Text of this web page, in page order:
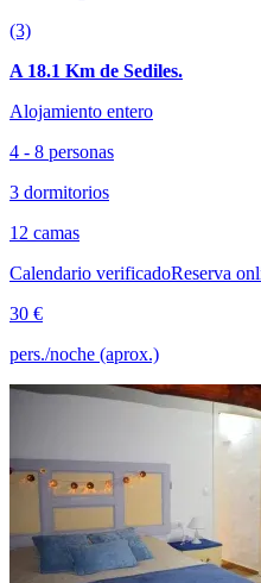
(3)
A 18.1 Km de Sediles.
Alojamiento entero
4 - 8 personas
3 dormitorios
12 camas
Calendario verificadoReserva
30 €
pers./noche (aprox.)